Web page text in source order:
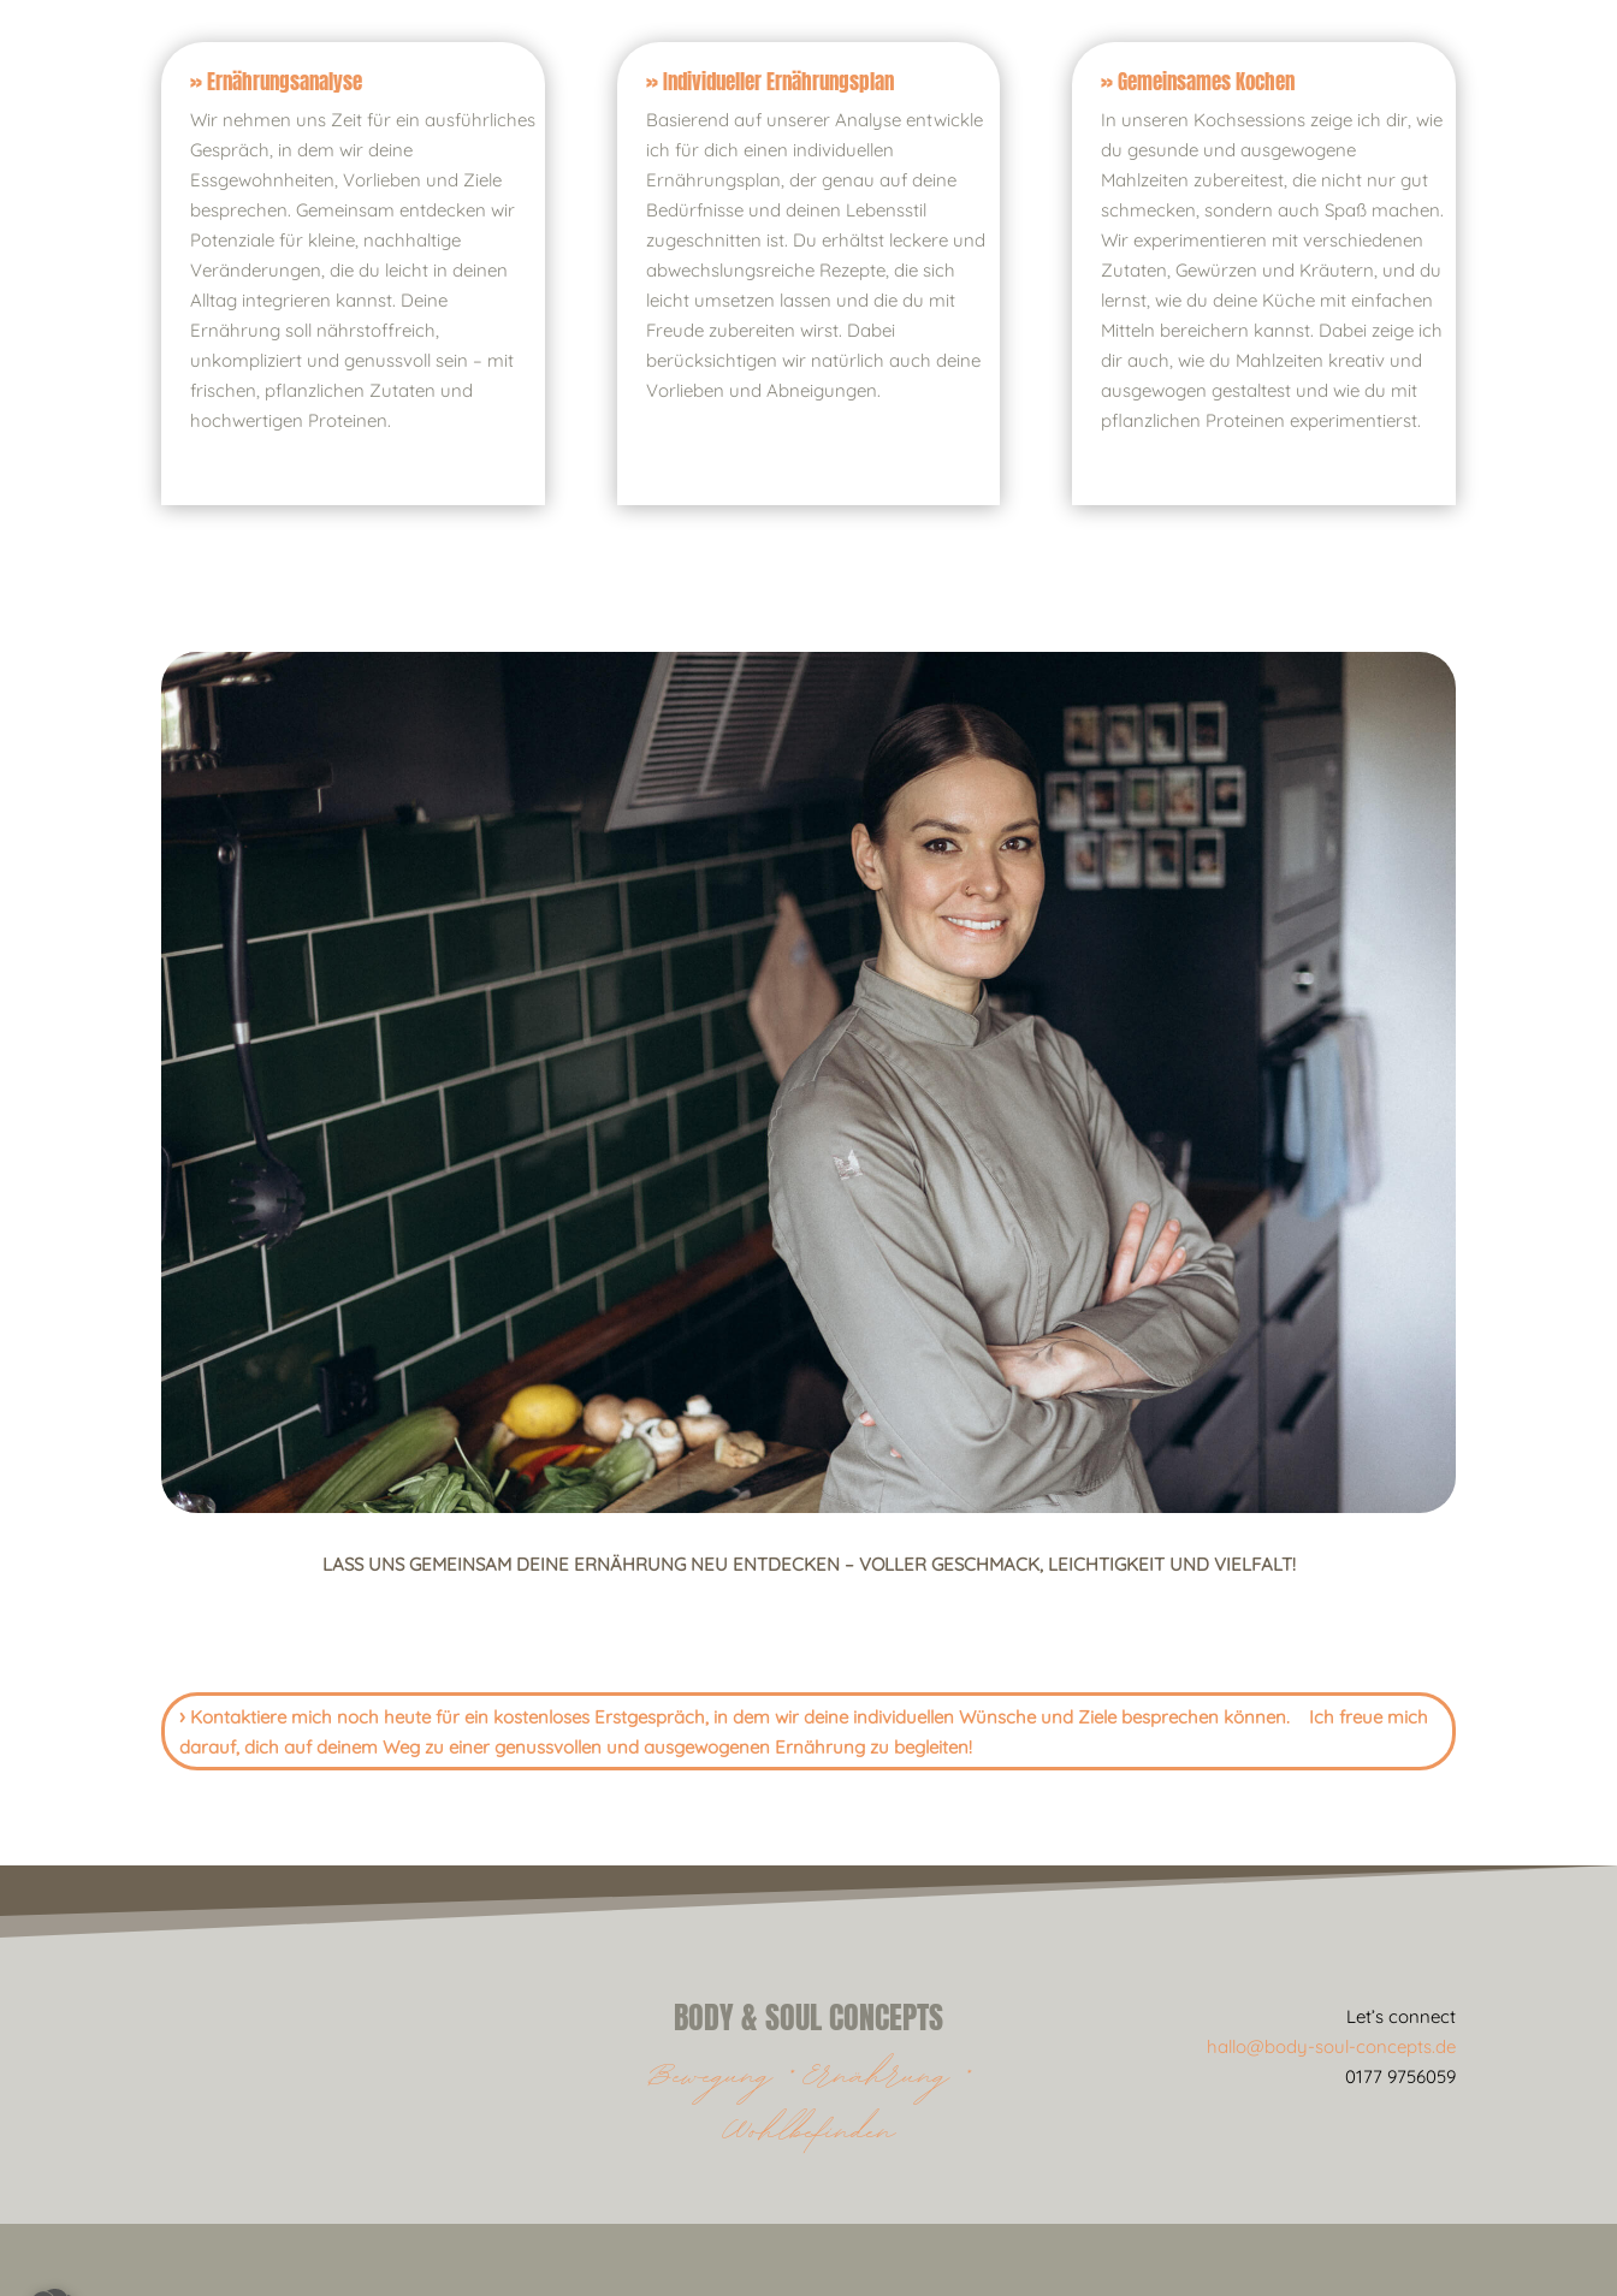
» Ernährungsanalyse
Wir nehmen uns Zeit für ein ausführliches
Gespräch, in dem wir deine
Essgewohnheiten, Vorlieben und Ziele
besprechen. Gemeinsam entdecken wir
Potenziale für kleine, nachhaltige
Veränderungen, die du leicht in deinen
Alltag integrieren kannst. Deine
Ernährung soll nährstoffreich,
unkompliziert und genussvoll sein – mit
frischen, pflanzlichen Zutaten und
hochwertigen Proteinen.
» Individueller Ernährungsplan
Basierend auf unserer Analyse entwickle
ich für dich einen individuellen
Ernährungsplan, der genau auf deine
Bedürfnisse und deinen Lebensstil
zugeschnitten ist. Du erhältst leckere und
abwechslungsreiche Rezepte, die sich
leicht umsetzen lassen und die du mit
Freude zubereiten wirst. Dabei
berücksichtigen wir natürlich auch deine
Vorlieben und Abneigungen.
» Gemeinsames Kochen
In unseren Kochsessions zeige ich dir, wie
du gesunde und ausgewogene
Mahlzeiten zubereitest, die nicht nur gut
schmecken, sondern auch Spaß machen.
Wir experimentieren mit verschiedenen
Zutaten, Gewürzen und Kräutern, und du
lernst, wie du deine Küche mit einfachen
Mitteln bereichern kannst. Dabei zeige ich
dir auch, wie du Mahlzeiten kreativ und
ausgewogen gestaltest und wie du mit
pflanzlichen Proteinen experimentierst.
LASS UNS GEMEINSAM DEINE ERNÄHRUNG NEU ENTDECKEN – VOLLER GESCHMACK, LEICHTIGKEIT UND VIELFALT!
› Kontaktiere mich noch heute für ein kostenloses Erstgespräch, in dem wir deine individuellen Wünsche und Ziele besprechen können. Ich freue mich
darauf, dich auf deinem Weg zu einer genussvollen und ausgewogenen Ernährung zu begleiten!
BODY & SOUL CONCEPTS
Bewegung * Ernährung *
Wohlbefinden
Let’s connect
hallo@body-soul-concepts.de
0177 9756059